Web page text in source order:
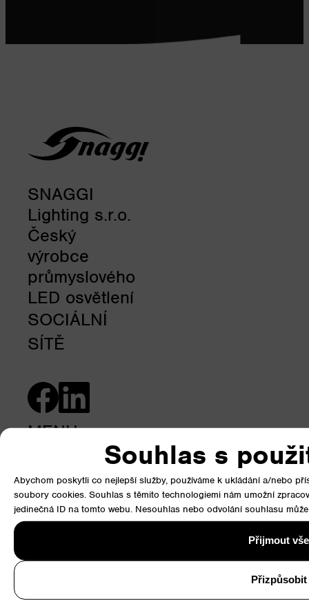
Souhlas s
Abychom poskytli co nejlepší služby, používáme k ukládání a/nebo
soubory cookies. Souhlas s těmito technologiemi nám umožní
jedinečná ID na tomto webu. Nesouhlas nebo odvolání souhlasu
Přijmout vše
Přizpůsobit
SNAGGI
Lighting s.r.o.
Český
výrobce
průmyslového
LED osvětlení
SOCIÁLNÍ
SÍTĚ
MENU
Úvod
Produkty